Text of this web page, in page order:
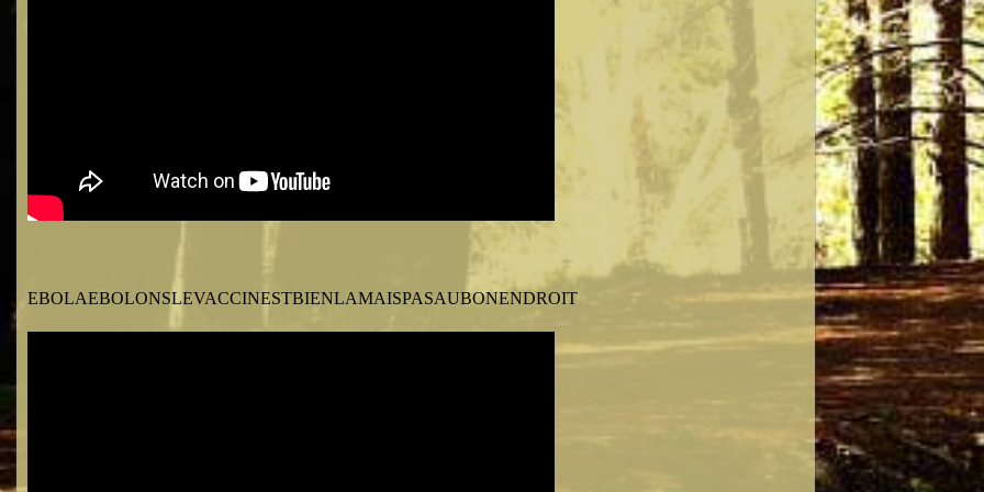
EBOLAEBOLONSLEVACCINESTBIENLAMAISPASAUBONENDROIT